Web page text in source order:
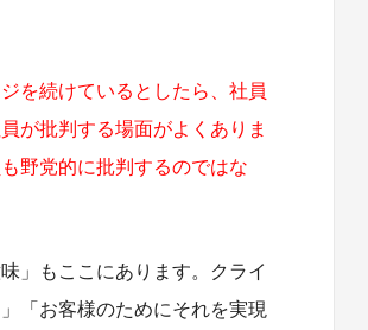
を続けているとしたら、社員
が批判する場面がよくありま
野党的に批判するのではな
」もここにあります。クライ
「お客様のためにそれを実現